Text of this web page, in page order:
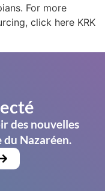
For more
click here KRK
des nouvelles
du Nazaréen.